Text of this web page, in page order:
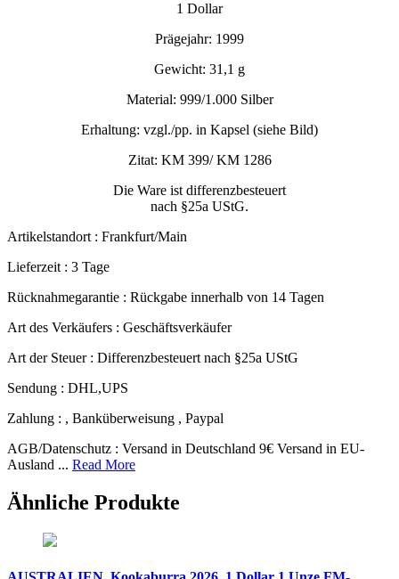
1 Dollar
Prägejahr: 1999
Gewicht: 31,1 g
Material: 999/1.000 Silber
Erhaltung: vzgl./pp. in Kapsel (siehe Bild)
Zitat: KM 399/ KM 1286
Die Ware ist differenzbesteuert
nach §25a UStG.
Artikelstandort : Frankfurt/Main
Lieferzeit : 3 Tage
Rücknahmegarantie : Rückgabe innerhalb von 14 Tagen
Art des Verkäufers : Geschäftsverkäufer
Art der Steuer : Differenzbesteuert nach §25a UStG
Sendung : DHL,UPS
Zahlung : , Banküberweisung , Paypal
AGB/Datenschutz : Versand in Deutschland 9€ Versand in EU-
Ausland ... Read More
Ähnliche Produkte